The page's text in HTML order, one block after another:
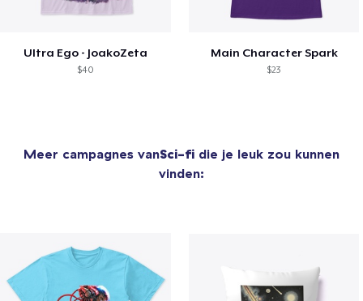
Ultra Ego - JoakoZeta
$40
Main Character Spark
$23
Meer campagnes vanSci-fi die je leuk zou kunnen
vinden: